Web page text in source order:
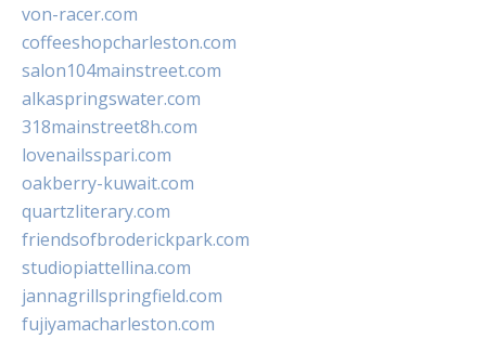
von-racer.com
coffeeshopcharleston.com
salon104mainstreet.com
alkaspringswater.com
318mainstreet8h.com
lovenailsspari.com
oakberry-kuwait.com
quartzliterary.com
friendsofbroderickpark.com
studiopiattellina.com
jannagrillspringfield.com
fujiyamacharleston.com